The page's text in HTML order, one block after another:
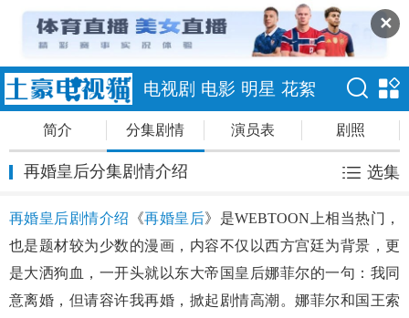
✕
电视剧 电影 明星 花絮
简介 分集剧情 演员表 剧照
再婚皇后分集剧情介绍 选集
再婚皇后剧情介绍 《再婚皇后》是WEBTOON上相当热门，
也是题材较为少数的漫画，内容不仅以西方宫廷为背景，更
是大洒狗血，一开头就以东大帝国皇后娜菲尔的一句：我同
意离婚，但请容许我再婚，掀起剧情高潮。娜菲尔和国王索